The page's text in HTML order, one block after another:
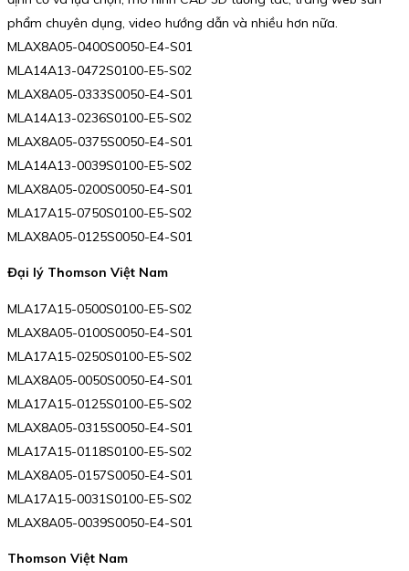
phẩm chuyên dụng, video hướng dẫn và nhiều hơn nữa.
MLAX8A05-0400S0050-E4-S01
MLA14A13-0472S0100-E5-S02
MLAX8A05-0333S0050-E4-S01
MLA14A13-0236S0100-E5-S02
MLAX8A05-0375S0050-E4-S01
MLA14A13-0039S0100-E5-S02
MLAX8A05-0200S0050-E4-S01
MLA17A15-0750S0100-E5-S02
MLAX8A05-0125S0050-E4-S01
Đại lý Thomson Việt Nam
MLA17A15-0500S0100-E5-S02
MLAX8A05-0100S0050-E4-S01
MLA17A15-0250S0100-E5-S02
MLAX8A05-0050S0050-E4-S01
MLA17A15-0125S0100-E5-S02
MLAX8A05-0315S0050-E4-S01
MLA17A15-0118S0100-E5-S02
MLAX8A05-0157S0050-E4-S01
MLA17A15-0031S0100-E5-S02
MLAX8A05-0039S0050-E4-S01
Thomson Việt Nam